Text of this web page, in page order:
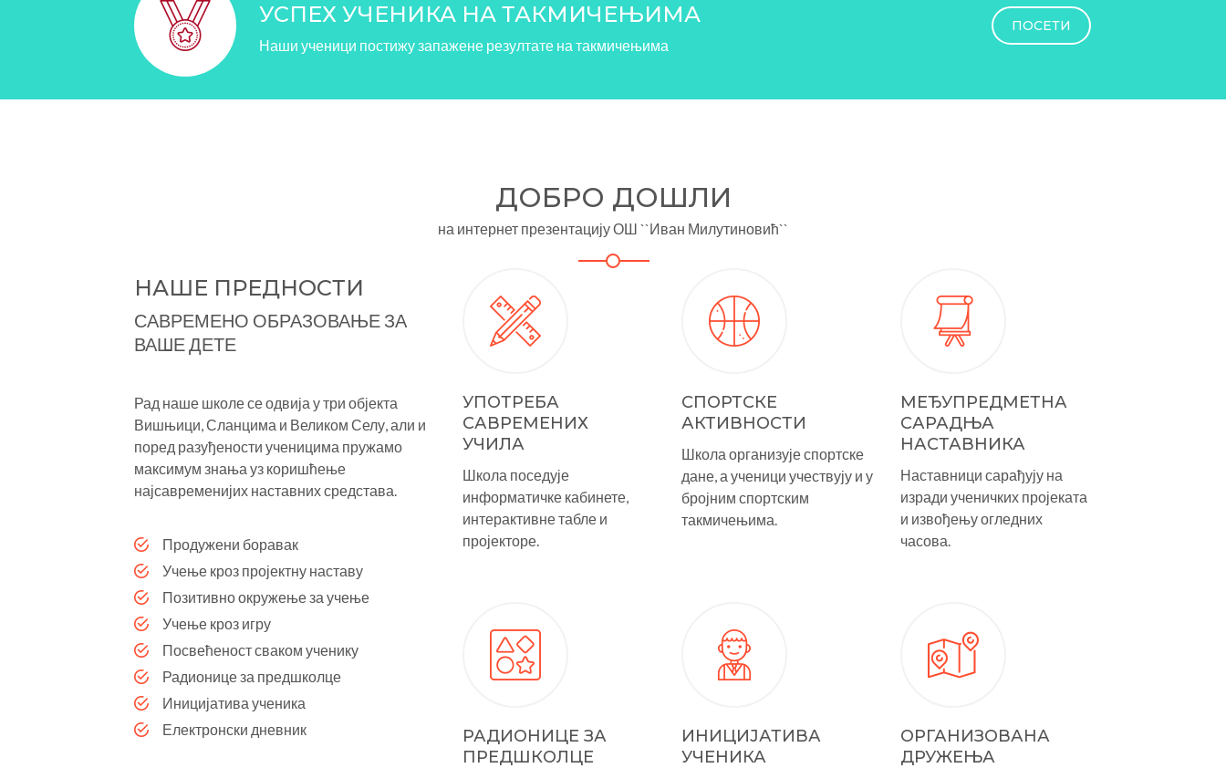
УСПЕХ УЧЕНИКА НА ТАКМИЧЕЊИМА
Наши ученици постижу запажене резултате на такмичењима
ПОСЕТИ
ДОБРО ДОШЛИ
на интернет презентацију ОШ ``Иван Милутиновић``
НАШЕ ПРЕДНОСТИ
САВРЕМЕНО ОБРАЗОВАЊЕ ЗА
ВАШЕ ДЕТЕ
Рад наше школе се одвија у три објекта
Вишњици, Сланцима и Великом Селу, али и
поред разуђености ученицима пружамо
максимум знања уз коришћење
најсавременијих наставних средстава.
Продужени боравак
Учење кроз пројектну наставу
Позитивно окружење за учење
Учење кроз игру
Посвећеност сваком ученику
Радионице за предшколце
Иницијатива ученика
Електронски дневник
УПОТРЕБА
САВРЕМЕНИХ
УЧИЛА
Школа поседује
информатичке кабинете,
интерактивне табле и
пројекторе.
СПОРТСКЕ
АКТИВНОСТИ
Школа организује спортске
дане, а ученици учествују и у
бројним спортским
такмичењима.
МЕЂУПРЕДМЕТНА
САРАДЊА
НАСТАВНИКА
Наставници сарађују на
изради ученичких пројеката
и извођењу огледних
часова.
РАДИОНИЦЕ ЗА
ПРЕДШКОЛЦЕ
ИНИЦИЈАТИВА
УЧЕНИКА
ОРГАНИЗОВАНА
ДРУЖЕЊА